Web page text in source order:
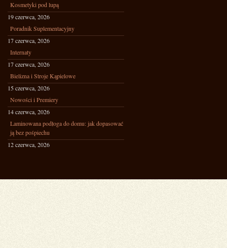
Kosmetyki pod lupą
19 czerwca, 2026
Poradnik Suplementacyjny
17 czerwca, 2026
Internaty
17 czerwca, 2026
Bielizna i Stroje Kąpielowe
15 czerwca, 2026
Nowości i Premiery
14 czerwca, 2026
Laminowana podłoga do domu: jak dopasować
ją bez pośpiechu
12 czerwca, 2026